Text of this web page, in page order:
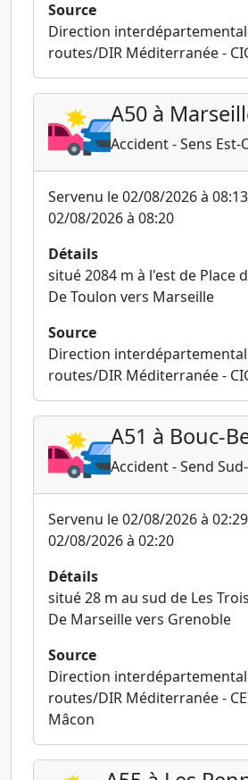
Source
Direction
routes/DIR Méditerranée -
A50 à
Accident - Sens Est-
Servenu le 02/08/2026 à
02/08/2026 à 08:20
Détails
situé 2084 m à l'est de Place
De Toulon vers Marseille
Source
Direction
routes/DIR Méditerranée -
A51 à Bouc-
Accident - Send
Servenu le 02/08/2026 à
02/08/2026 à 02:20
Détails
situé 28 m au sud de Les
De Marseille vers Grenoble
Source
Direction
routes/DIR Méditerranée -
Mâcon